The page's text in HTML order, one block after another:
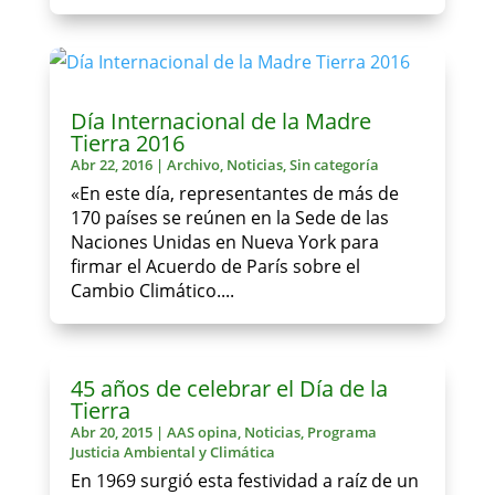
Día Internacional de la Madre
Tierra 2016
Abr 22, 2016| Archivo, Noticias,Sin categoría
«En este día, representantes de más de
170 países se reúnen en la Sede de las
Naciones Unidas en Nueva York para
firmar el Acuerdo de París sobre el
Cambio Climático....
45 años de celebrar el Día de la
Tierra
Abr 20, 2015| AAS opina, Noticias, Programa
Justicia Ambiental y Climática
En 1969 surgió esta festividad a raíz de un